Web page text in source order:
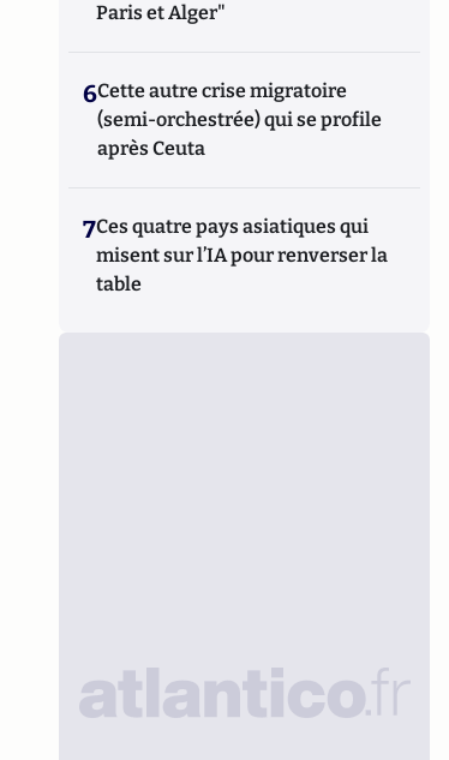
Paris et Alger"
6Cette autre crise migratoire
(semi-orchestrée) qui se profile
après Ceuta
7Ces quatre pays asiatiques qui
misent sur l’IA pour renverser la
table